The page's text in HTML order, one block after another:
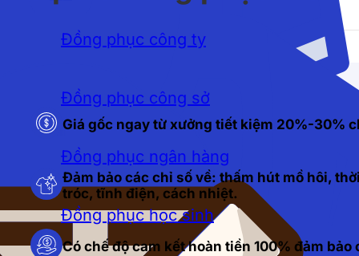
Đồng phục công ty
Đồng phục công sở
Đồng phục ngân hàng
Đồng phục học sinh
Giá gốc ngay từ xưởng tiết kiệm 20%-30%
Đảm bảo các chỉ số về: thấm hút mồ hôi,
tróc, tĩnh điện, cách nhiệt.
Có chế độ cam kết hoàn tiền 100% đảm